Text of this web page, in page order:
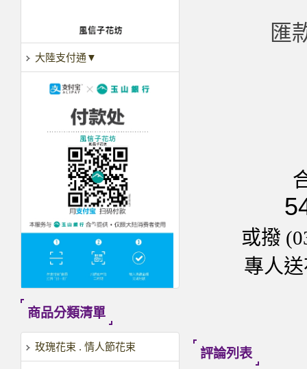
大陸支付通▼
商品分類清單
玫瑰花束 . 情人節花束
匯
或撥
專人送
評論列表